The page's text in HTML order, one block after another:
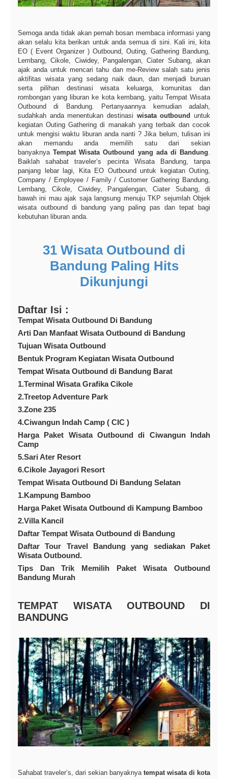
Semoga anda tidak akan pernah bosan membaca informasi yang
akan selalu kita berikan untuk anda semua di sini. Kali ini, kita
EO ( Event Organizer ) Outbound, Outing, Gathering Bandung,
Lembang, Cikole, Ciwidey, Pangalengan, Ciater Subang, akan
ajak anda untuk mencari tahu dan me-Review salah satu jenis
aktifitas wisata yang sedang naik daun, dan menjadi buruan
serta pilihan destinasi wisata keluarga, komunitas dan
rombongan yang liburan ke kota kembang, yaitu Tempat Wisata
Outbound di Bandung. Pertanyaannya kemudian adalah,
sudahkah anda menentukan destinasi wisata outbound untuk
kegiatan Outing Gathering di manakah yang terbaik dan cocok
untuk mengisi waktu liburan anda nanti ? Jika belum, tulisan ini
akan memandu anda memilih satu dari sekian
banyaknyaTempat Wisata Outbound yang ada di Bandung
Baiklah sahabat traveler’s pecinta Wisata Bandung, tanpa
panjang lebar lagi, Kita EO Outbound untuk kegiatan Outing,
Company / Employee / Family / Customer Gathering Bandung,
Lembang, Cikole, Ciwidey, Pangalengan, Ciater Subang, di
bawah ini mau ajak saja langsung menuju TKP sejumlah Objek
wisata outbound di bandung yang paling pas dan tepat bagi
kebutuhan liburan anda.
31 Wisata Outbound di
Bandung Paling Hits
Dikunjungi
Daftar Isi :
Tempat Wisata Outbound Di Bandung
Arti Dan Manfaat Wisata Outbound di Bandung
Tujuan Wisata Outbound
Bentuk Program Kegiatan Wisata Outbound
Tempat Wisata Outbound di Bandung Barat
1.Terminal Wisata Grafika Cikole
2.Treetop Adventure Park
3.Zone 235
4.Ciwangun Indah Camp ( CIC )
Harga Paket Wisata Outbound di Ciwangun Indah
Camp
5.Sari Ater Resort
6.Cikole Jayagori Resort
Tempat Wisata Outbound Di Bandung Selatan
1.Kampung Bamboo
Harga Paket Wisata Outbound di Kampung Bamboo
2.Villa Kancil
Daftar Tempat Wisata Outbound di Bandung
Daftar Tour Travel Bandung yang sediakan Paket
Wisata Outbound.
Tips Dan Trik Memilih Paket Wisata Outbound
Bandung Murah
TEMPAT WISATA OUTBOUND DI
BANDUNG
Sahabat traveler’s, dari sekian banyaknya tempat wisata di kota